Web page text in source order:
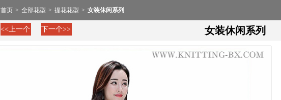
首页 > 全部花型 > 提花花型 > 女装休闲系列
<<上一个 下一个>> 女装休闲系列